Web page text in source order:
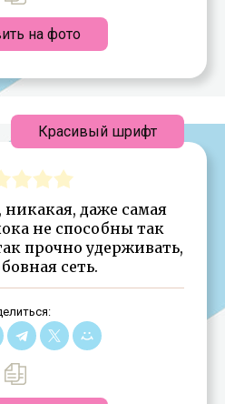
на фото
даже самая
не способны так
прочно удерживать,
сеть.
Красивый шрифт